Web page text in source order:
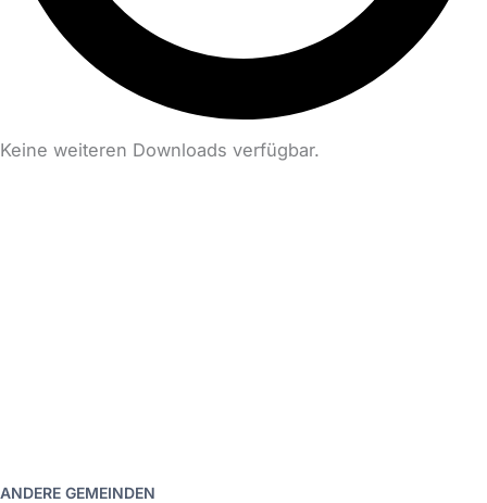
Keine weiteren Downloads verfügbar.
ANDERE GEMEINDEN